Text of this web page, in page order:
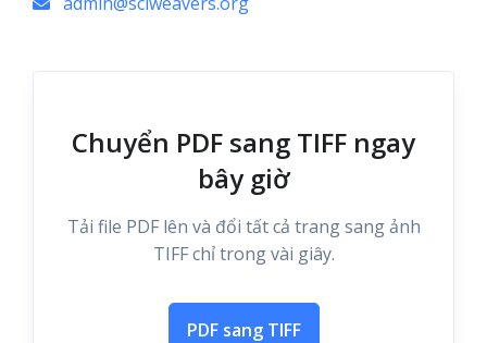
Chuyển PDF sang TIFF ngay
bây giờ
Tải file PDF lên và đổi tất cả trang sang ảnh
TIFF chỉ trong vài giây.
PDF sang TIFF